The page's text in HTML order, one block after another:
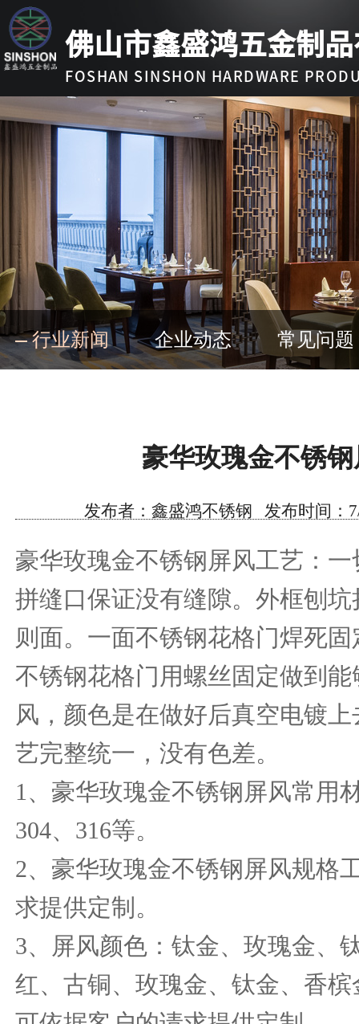
佛山市鑫盛鸿五金制
FOSHAN SINSHON HARDWARE
行业新闻 企业动态 常见问题
豪华玫瑰金不锈
发布者：鑫盛鸿不锈钢 发布时间：
豪华玫瑰金不锈钢屏风工艺：
拼缝口保证没有缝隙。外框刨
则面。一面不锈钢花格门焊死
不锈钢花格门用螺丝固定做到
风，颜色是在做好后真空电镀
艺完整统一，没有色差。
1 、豪华玫瑰金不锈钢屏风常用
304、 316等。
2、豪华玫瑰金不锈钢屏风规格
求提供定制。
3、屏风颜色：钛金、玫瑰金、
红、古铜、玫瑰金、钛金、香